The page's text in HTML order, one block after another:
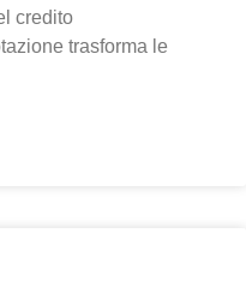
credito
trasforma le